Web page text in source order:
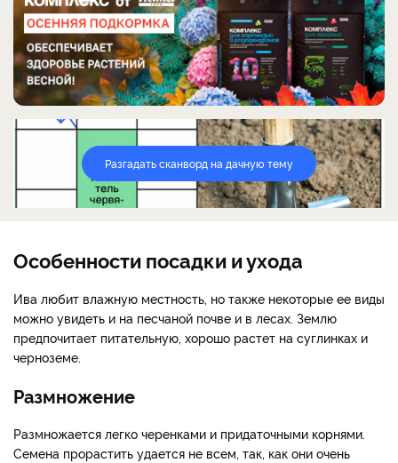
Разгадать сканворд на дачную тему
Особенности посадки и ухода
Ива любит влажную местность, но также некоторые ее виды
можно увидеть и на песчаной почве и в лесах. Землю
предпочитает питательную, хорошо растет на суглинках и
черноземе.
Размножение
Размножается легко черенками и придаточными корнями.
Семена прорастить удается не всем, так, как они очень